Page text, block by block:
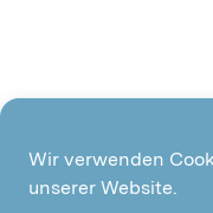
Wir verwenden
unserer Website.